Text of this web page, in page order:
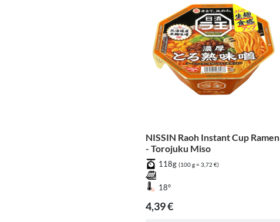
NISSIN Raoh Instant Cup Ramen
- Torojuku Miso
118g (100 g = 3,72 €)
18°
4,39 €